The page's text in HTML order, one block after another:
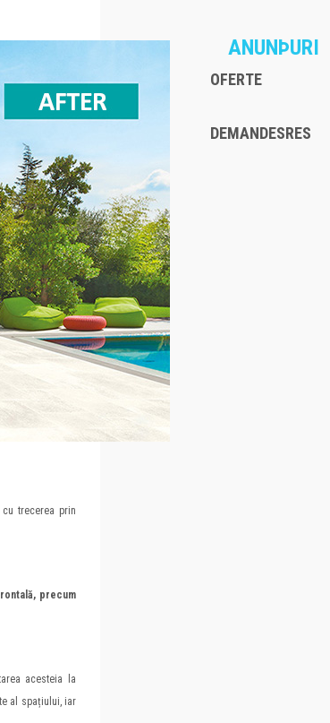
trecerea prin
precum
acesteia la
al spațiului, iar
ANUNÞURI
OFERTE
DEMANDESRES